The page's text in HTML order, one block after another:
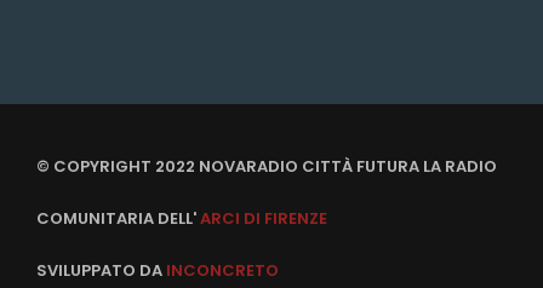
© COPYRIGHT 2022 NOVARADIO CITTÀ FUTURA LA RADIO
COMUNITARIA DELL'ARCI DI FIRENZE
SVILUPPATO DA INCONCRETO